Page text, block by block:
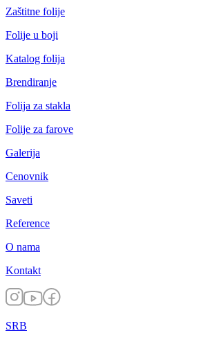
Zaštitne folije
Folije u boji
Katalog folija
Brendiranje
Folija za stakla
Folije za farove
Galerija
Cenovnik
Saveti
Reference
O nama
Kontakt
SRB